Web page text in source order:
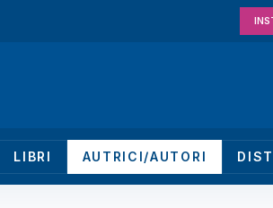
LIBRI AUTRICI/AUTORI